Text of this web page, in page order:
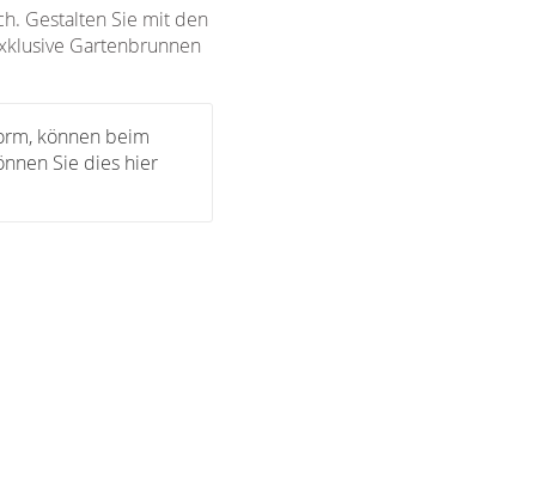
Gestalten Sie mit den
Gartenbrunnen
können beim
Sie dies hier